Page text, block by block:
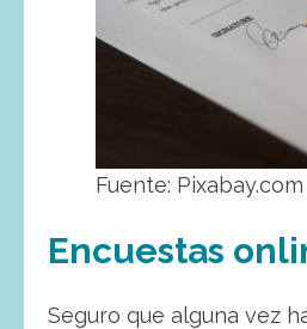
Fuente: Pixabay.com
Encuestas
Seguro que alguna vez